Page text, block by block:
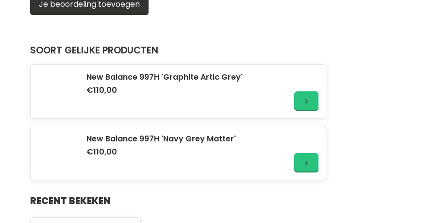
Je beoordeling toevoegen
SOORT GELIJKE PRODUCTEN
New Balance 997H 'Graphite Artic Grey'
€110,00
New Balance 997H 'Navy Grey Matter'
€110,00
RECENT BEKEKEN